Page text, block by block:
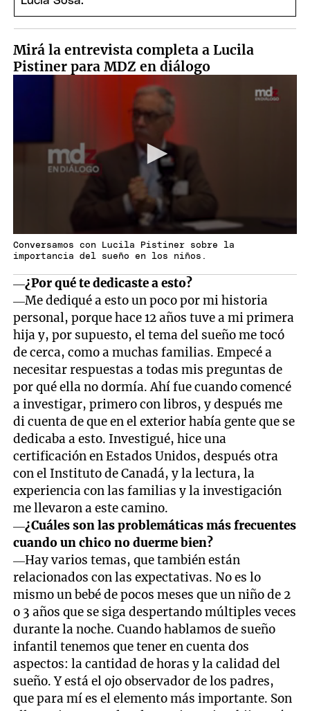
Mirá la entrevista completa a Lucila
Pistiner para MDZ en diálogo
Conversamos con Lucila Pistiner sobre la
importancia del sueño en los niños.
—¿Por qué te dedicaste a esto?
—Me dediqué a esto un poco por mi historia
personal, porque hace 12 años tuve a mi primera
hija y, por supuesto, el tema del sueño me tocó
de cerca, como a muchas familias. Empecé a
necesitar respuestas a todas mis preguntas de
por qué ella no dormía. Ahí fue cuando comencé
a investigar, primero con libros, y después me
di cuenta de que en el exterior había gente que se
dedicaba a esto. Investigué, hice una
certificación en Estados Unidos, después otra
con el Instituto de Canadá, y la lectura, la
experiencia con las familias y la investigación
me llevaron a este camino.
—¿Cuáles son las problemáticas más frecuentes
cuando un chico no duerme bien?
—Hay varios temas, que también están
relacionados con las expectativas. No es lo
mismo un bebé de pocos meses que un niño de 2
o 3 años que se siga despertando múltiples veces
durante la noche. Cuando hablamos de sueño
infantil tenemos que tener en cuenta dos
aspectos: la cantidad de horas y la calidad del
sueño. Y está el ojo observador de los padres,
que para mí es el elemento más importante. Son